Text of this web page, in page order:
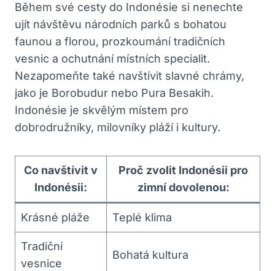
Během své cesty do Indonésie si nenechte
ujít návštěvu národních parků s bohatou
faunou a florou, prozkoumání tradičních
vesnic a ochutnání místních specialit.
Nezapomeňte také navštívit slavné chrámy,
jako je Borobudur nebo Pura Besakih.
Indonésie je skvělým místem pro
dobrodružníky, milovníky pláží i kultury.
Co navštívit v
Indonésii:
Proč zvolit Indonésii pro
zimní dovolenou:
Krásné pláže Teplé klima
Tradiční
vesnice
Bohatá kultura